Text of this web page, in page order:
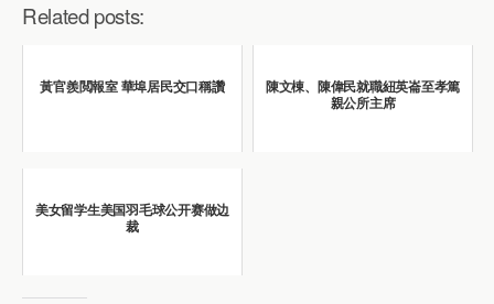
Related posts:
黃官羨閲報室 華埠居民交口稱讚
陳文棟、陳偉民就職紐英崙至孝篤
親公所主席
美女留学生美国羽毛球公开赛做边
裁